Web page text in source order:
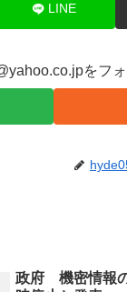
LINE
をフ
政府 機密情報